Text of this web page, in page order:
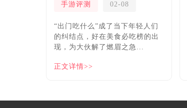
手游评测 02-08
“出门吃什么”成了当下年轻人们
的纠结点，好在美食必吃榜的出
现，为大伙解了燃眉之急...
正文详情>>